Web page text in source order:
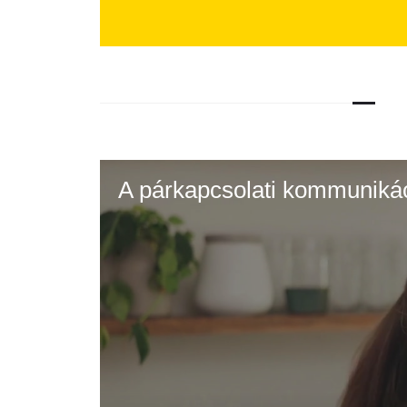
A párkapcsolati